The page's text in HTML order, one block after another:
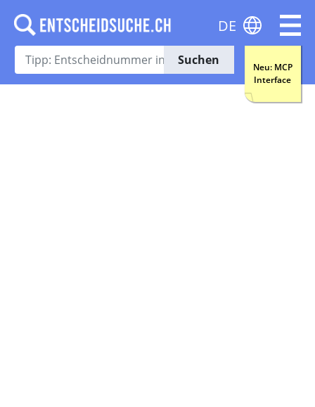
Suchen
Neu: MCP
Interface
DE